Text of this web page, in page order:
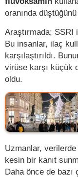
oranında
Araştırmada; SSRI
Bu insanlar, ilaç
karşılaştırıldı.
virüse karşı küçük
oldu.
Uzmanlar,
kesin bir kanıt
Daha önce de bazı